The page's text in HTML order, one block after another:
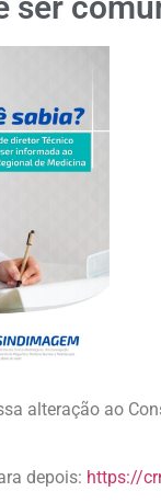
alteração ao
depois: https://